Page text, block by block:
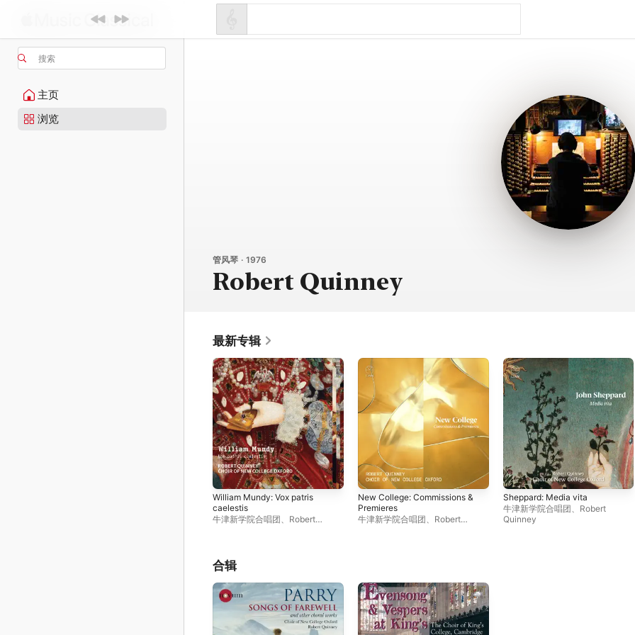
搜索
主页
浏览
管风琴 · 1976
Robert Quinney
最新专辑
William Mundy: Vox patris
caelestis
牛津新学院合唱团
Robert
New College: Commissions &
Premieres
牛津新学院合唱团
Robert
Sheppard: Media vita
牛津新学院合唱团
Robert
Quinney
合辑